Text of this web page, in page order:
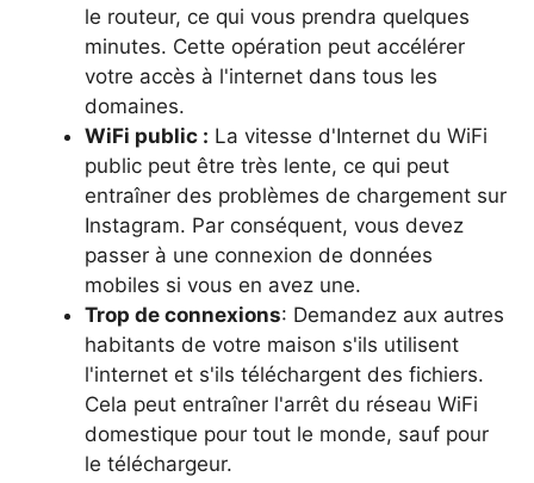
le routeur, ce qui vous prendra quelques
minutes. Cette opération peut accélérer
votre accès à l'internet dans tous les
domaines.
WiFi public : La vitesse d'Internet du WiFi
public peut être très lente, ce qui peut
entraîner des problèmes de chargement sur
Instagram. Par conséquent, vous devez
passer à une connexion de données
mobiles si vous en avez une.
Trop de connexions: Demandez aux autres
habitants de votre maison s'ils utilisent
l'internet et s'ils téléchargent des fichiers.
Cela peut entraîner l'arrêt du réseau WiFi
domestique pour tout le monde, sauf pour
le téléchargeur.